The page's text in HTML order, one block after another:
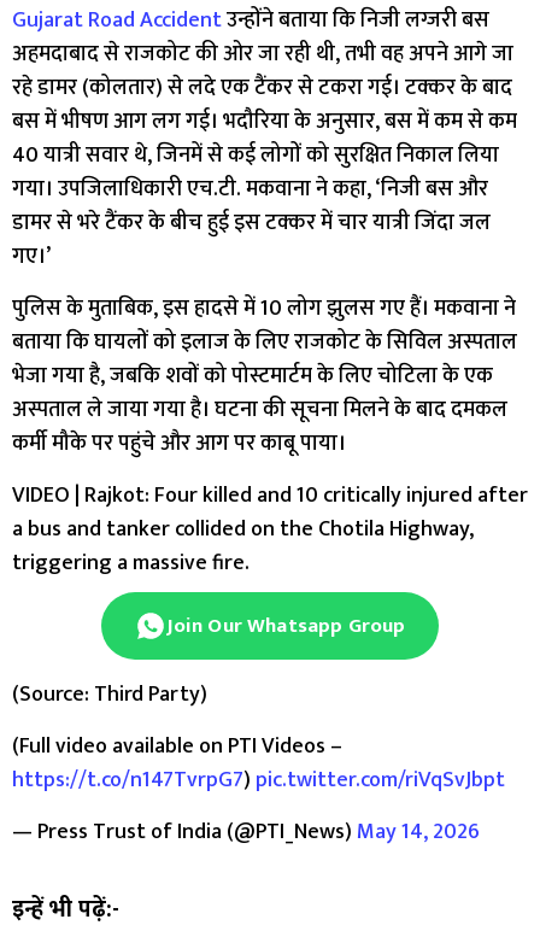
Gujarat Road Accidentउन्होंने बताया कि निजी लग्जरी बस
अहमदाबाद से राजकोट की ओर जा रही थी, तभी वह अपने आगे जा
रहे डामर (कोलतार) से लदे एक टैंकर से टकरा गई। टक्कर के बाद
बस में भीषण आग लग गई। भदौरिया के अनुसार, बस में कम से कम
40 यात्री सवार थे, जिनमें से कई लोगों को सुरक्षित निकाल लिया
गया। उपजिलाधिकारी एच.टी. मकवाना ने कहा, ‘निजी बस और
डामर से भरे टैंकर के बीच हुई इस टक्कर में चार यात्री जिंदा जल
गए।’
पुलिस के मुताबिक, इस हादसे में 10 लोग झुलस गए हैं। मकवाना ने
बताया कि घायलों को इलाज के लिए राजकोट के सिविल अस्पताल
भेजा गया है, जबकि शवों को पोस्टमार्टम के लिए चोटिला के एक
अस्पताल ले जाया गया है। घटना की सूचना मिलने के बाद दमकल
कर्मी मौके पर पहुंचे और आग पर काबू पाया।
VIDEO | Rajkot: Four killed and 10 critically injured after
a bus and tanker collided on the Chotila Highway,
triggering a massive fire.
Join Our Whatsapp Group
(Source: Third Party)
(Full video available on PTI Videos –
https://t.co/n147TvrpG7) pic.twitter.com/riVqSvJbpt
— Press Trust of India (@PTI_News) May 14, 2026
इन्हें भी पढ़ें:-